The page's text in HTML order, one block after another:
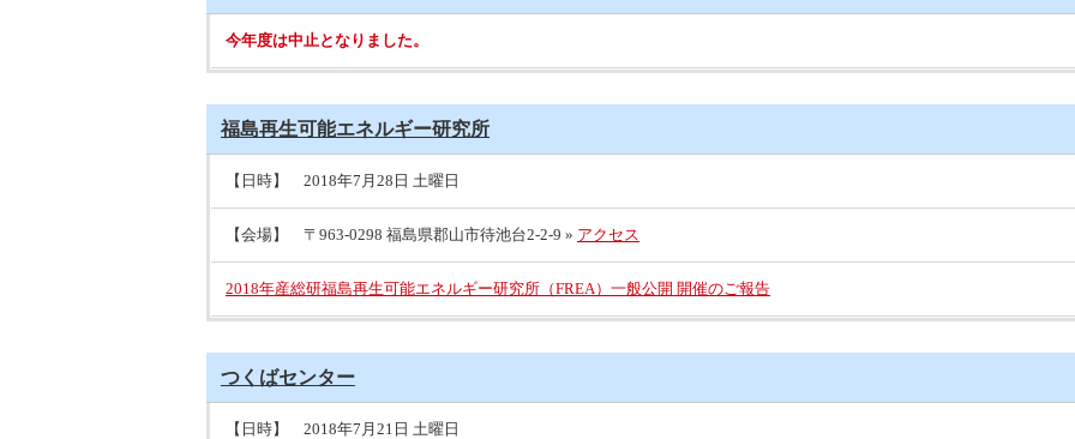
今年度は中止となりました。
福島再生可能エネルギー研究所
【日時】 2018年7月28日 土曜日
【会場】 〒963-0298 福島県郡山市待池台2-2-9 » アクセス
2018年産総研福島再生可能エネルギー研究所（FREA）一般公開 開催のご報告
つくばセンター
【日時】 2018年7月21日 土曜日